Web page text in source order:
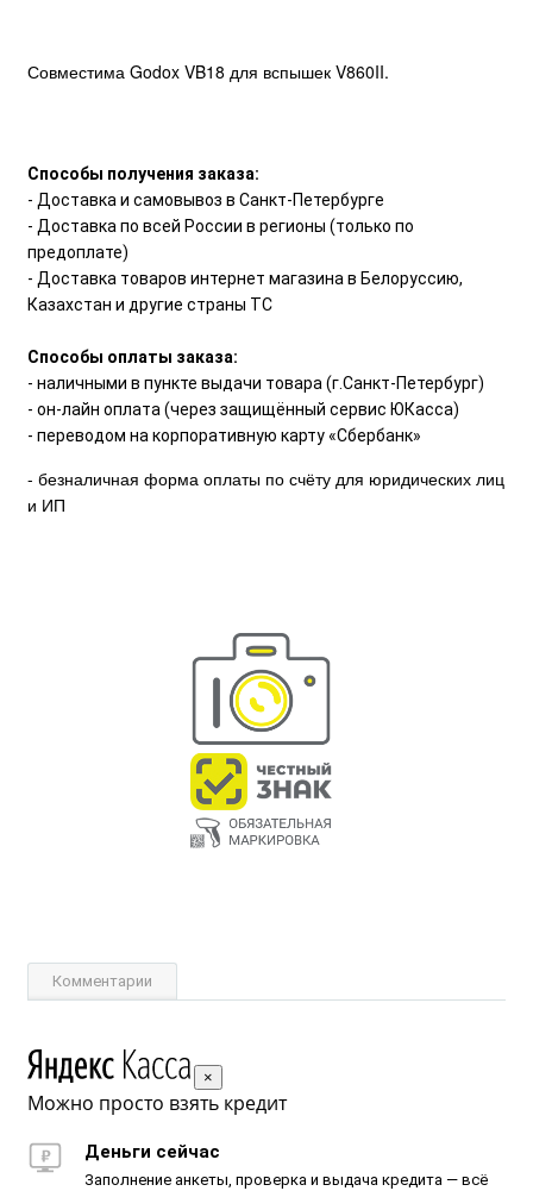
Совместима Godox VB18 для вспышек V860II.
Способы получения заказа:
- Доставка и самовывоз в Санкт-Петербурге
- Доставка по всей России в регионы (только по
предоплате)
- Доставка товаров интернет магазина в Белоруссию,
Казахстан и другие страны ТС
Способы оплаты заказа:
- наличными в пункте выдачи товара (г.Санкт-Петербург)
- он-лайн оплата (через защищённый сервис ЮКасса)
- переводом на корпоративную карту «Сбербанк»
- безналичная форма оплаты по счёту для юридических лиц
и ИП
Комментарии
×
Можно просто взять кредит
Деньги сейчас
Заполнение анкеты, проверка и выдача кредита — всё